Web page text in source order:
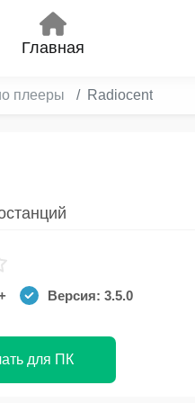
Главная
плееры Radiocent
Версия: 3.5.0
для ПК